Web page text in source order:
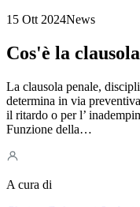
15 Ott 2024News
Cos'è la
La clausola penale,
determina in via
il ritardo o per l’
Funzione della…
A cura di